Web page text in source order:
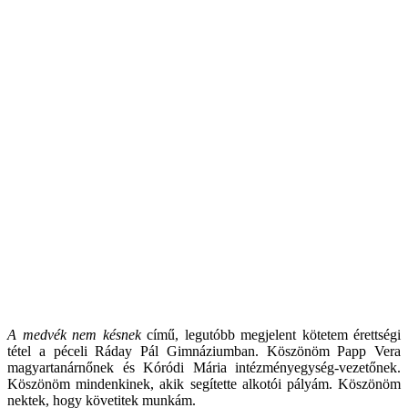
A medvék nem késnekcímű, legutóbb megjelent kötetem érettségi
tétel a péceli Ráday Pál Gimnáziumban. Köszönöm Papp Vera
magyartanárnőnek és Kóródi Mária intézményegység-vezetőnek.
Köszönöm mindenkinek, akik segítette alkotói pályám. Köszönöm
nektek, hogy követitek munkám.